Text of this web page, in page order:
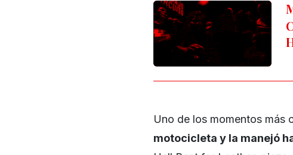
Uno de los momentos
motocicleta y la manejó